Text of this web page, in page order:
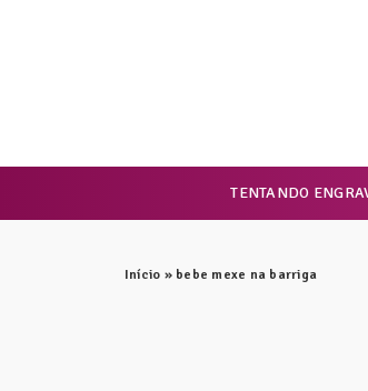
TENTANDO
Início » bebe mexe na barriga